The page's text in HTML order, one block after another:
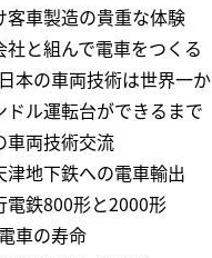
客車製造の貴重な体験
と組んで電車をつくる
本の車両技術は世界一か
ドル運転台ができるまで
車両技術交流
津地下鉄への電車輸出
電鉄800形と2000形
車の寿命